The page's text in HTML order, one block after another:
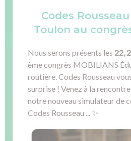
Codes
Toulon au
Nous serons présents les 22,
ème congrès MOBILIANS
routière. Codes Rousseau
surprise ! Venez à la
notre nouveau simulateur de
Codes Rousseau ... ✨